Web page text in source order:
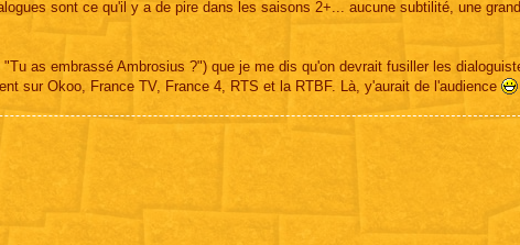
sont ce qu'il y a de pire dans les saisons 2+... aucune subtilité, une
as embrassé Ambrosius ?") que je me dis qu'on devrait fusiller les
sur Okoo, France TV, France 4, RTS et la RTBF. Là, y'aurait de l'audience